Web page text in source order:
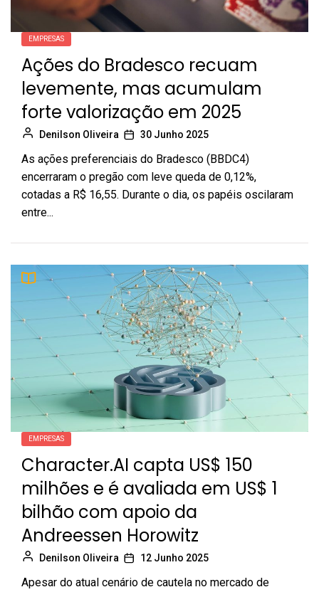
EMPRESAS
Ações do Bradesco recuam
levemente, mas acumulam
forte valorização em 2025
Denilson Oliveira 30 Junho 2025
As ações preferenciais do Bradesco (BBDC4)
encerraram o pregão com leve queda de 0,12%,
cotadas a R$ 16,55. Durante o dia, os papéis oscilaram
entre...
EMPRESAS
Character.AI capta US$ 150
milhões e é avaliada em US$ 1
bilhão com apoio da
Andreessen Horowitz
Denilson Oliveira 12 Junho 2025
Apesar do atual cenário de cautela no mercado de